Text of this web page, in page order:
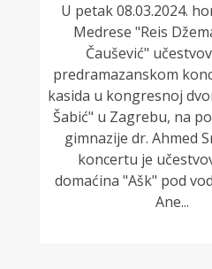
U petak 08.03.2024.
Medrese "Reis
Čaušević"
predramazanskom
kasida u kongresnoj
Šabić" u Zagrebu, na
gimnazije dr. Ahmed
koncertu je
domaćina "Ašk" pod
Ane...